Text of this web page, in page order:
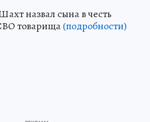
назвал сына в честь
товарища(подробности)